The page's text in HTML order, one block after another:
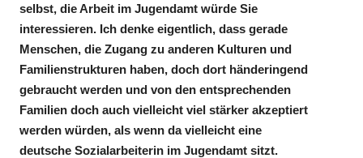
selbst, die Arbeit im Jugendamt würde Sie
interessieren. Ich denke eigentlich, dass gerade
Menschen, die Zugang zu anderen Kulturen und
Familienstrukturen haben, doch dort händeringend
gebraucht werden und von den entsprechenden
Familien doch auch vielleicht viel stärker akzeptiert
werden würden, als wenn da vielleicht eine
deutsche Sozialarbeiterin im Jugendamt sitzt.